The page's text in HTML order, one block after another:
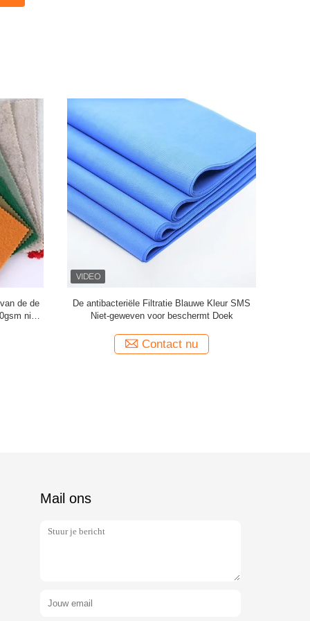
de de
niet
De antibacteriële Filtratie Blauwe Kleur SMS
Niet-geweven voor beschermt Doek
Contact nu
Mail ons